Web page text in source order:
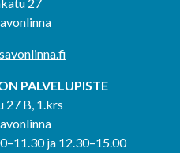
PALVELUPISTE
27 B, 1.krs
ja 12.30–15.00